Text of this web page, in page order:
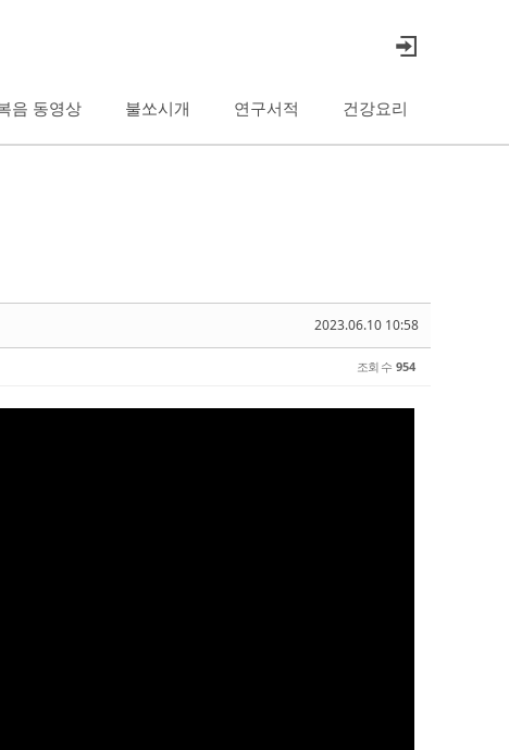
음 동영상 불쏘시개 연구서적 건강요리
2023.06.10 10:58
조회 수 954